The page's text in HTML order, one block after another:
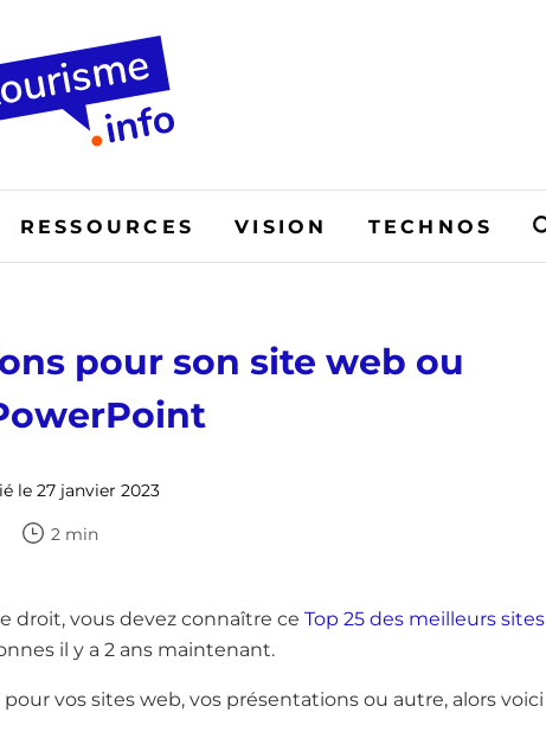
RESSOURCES VISION TECHNOS
pour son site web ou
le 27 janvier 2023
2 min
droit, vous devez connaître ce Top 25 des meilleurs sites
il y a 2 ans maintenant.
vos sites web, vos présentations ou autre, alors voici